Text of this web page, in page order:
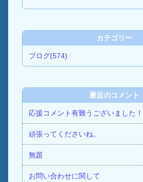
カテゴリー
ブログ(574)
最近のコメント
応援コメント有難うございました！
頑張ってくださいね。
無題
お問い合わせに関して